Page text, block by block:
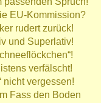
EU-Kommission?
rudert zurück!
und Superlativ!
verfälscht!
nicht vergessen!
Fass den Boden